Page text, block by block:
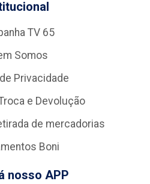
TV 65
Somos
Privacidade
e Devolução
de mercadorias
Boni
nosso APP